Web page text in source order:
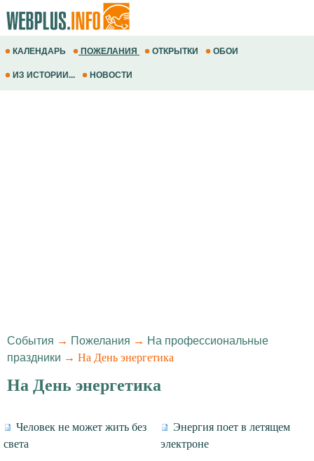
КАЛЕНДАРЬ ПОЖЕЛАНИЯ ОТКРЫТКИ ОБОИ
ИЗ ИСТОРИИ... НОВОСТИ
События → Пожелания → На профессиональные
праздники → На День энергетика
На День энергетика
Человек не может жить без
света
Энергия поет в летящем
электроне